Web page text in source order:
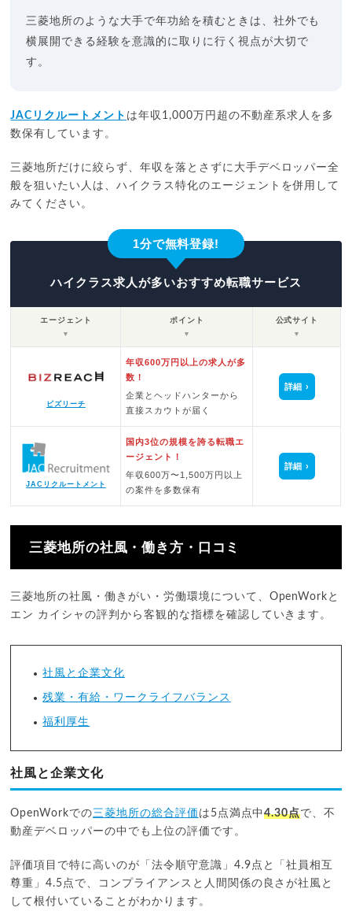
三菱地所のような大手で年功給を積むときは、社外でも
横展開できる経験を意識的に取りに行く視点が大切で
す。
JACリクルートメント は年収1,000万円超の不動産系求人を多
数保有しています。
三菱地所だけに絞らず、年収を落とさずに大手デベロッパー全
般を狙いたい人は、ハイクラス特化のエージェントを併用して
みてください。
1分で無料登録!
ハイクラス求人が多いおすすめ転職サービス
エージェント
▼
ポイント
▼
公式サイト
▼
ビズリーチ
年収600万円以上の求人が多
数！
企業とヘッドハンターから
直接スカウトが届く
詳細
JACリクルートメント
国内3位の規模を誇る転職エ
ージェント！
年収600万〜1,500万円以上
の案件を多数保有
詳細
三菱地所の社風・働き方・口コミ
三菱地所の社風・働きがい・労働環境について、OpenWorkと
エン カイシャの評判から客観的な指標を確認していきます。
社風と企業文化
残業・有給・ワークライフバランス
福利厚生
社風と企業文化
OpenWorkでの三菱地所の総合評価 は5点満点中4.30点で、不
動産デベロッパーの中でも上位の評価です。
評価項目で特に高いのが「法令順守意識」4.9点と「社員相互
尊重」4.5点で、コンプライアンスと人間関係の良さが社風と
して根付いていることがわかります。